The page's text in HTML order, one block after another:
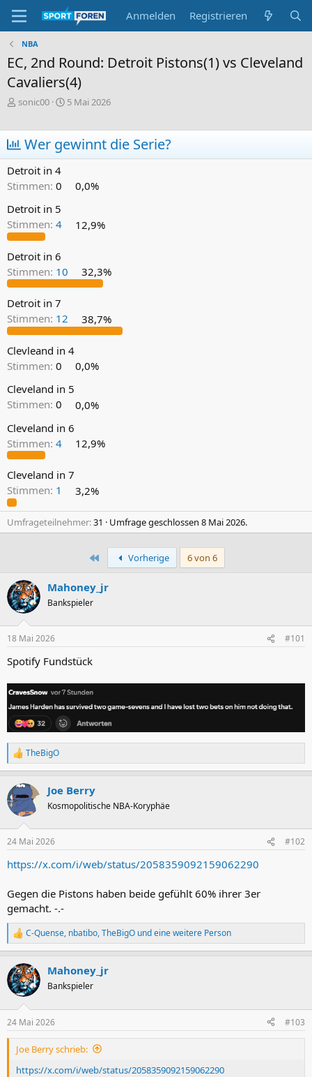
Anmelden Registrieren
NBA
EC, 2nd Round: Detroit Pistons(1) vs Cleveland
Cavaliers(4)
E
t
e
l
e
sonic00
E
t
e
5 Mai 2026
Wer gewinnt die Serie?
Detroit in 4
Stimmen: 0
0,0%
Detroit in 5
Stimmen: 4 12,9%
Detroit in 6
Stimmen: 10 32,3%
Detroit in 7
Stimmen: 12 38,7%
Clevleand in 4
Stimmen: 0
0,0%
Cleveland in 5
Stimmen: 0
0,0%
Cleveland in 6
Stimmen: 4 12,9%
Cleveland in 7
Stimmen: 1 3,2%
Umfrageteilnehmer 31 Umfrage geschlossen 8 Mai 2026.
Erste Vorherige 6 von 6
Mahoney_jr
Bankspieler
18 Mai 2026 #101
Spotify Fundstück
R
e
k
t
i
e
:
TheBigO
Joe Berry
Kosmopolitische NBA-Koryphäe
24 Mai 2026 #102
https://x.com/i/web/status/2058359092159062290
Gegen die Pistons haben beide gefühlt 60% ihrer 3er
gemacht. -.-
R
e
k
t
i
e
n
C-Quense, nbatibo,TheBigO und eine weitere Person
Mahoney_jr
Bankspieler
24 Mai 2026 #103
Joe Berry schrieb:
https://x.com/i/web/status/2058359092159062290